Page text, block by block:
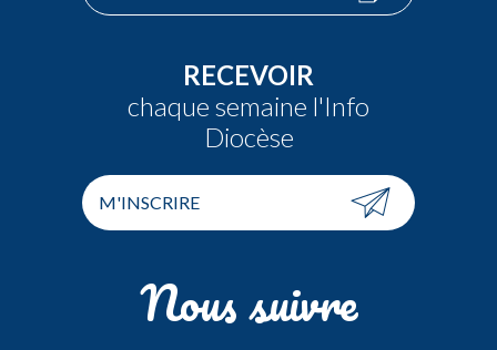
RECEVOIR
chaque semaine l'Info
Diocèse
M'INSCRIRE
Nous suivre